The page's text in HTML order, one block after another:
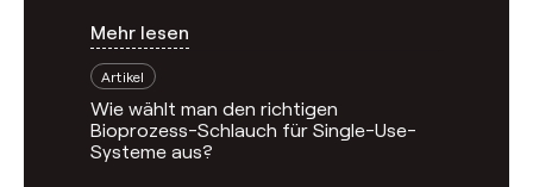
Mehr lesen
Artikel
Wie wählt man den richtigen
Bioprozess-Schlauch für Single-Use-
Systeme aus?